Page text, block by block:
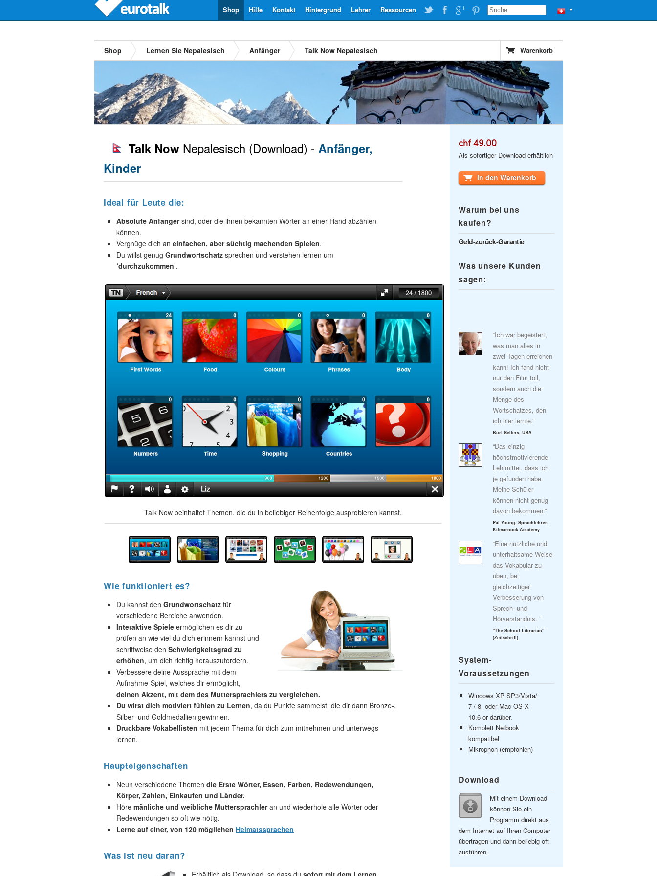
▼
Ressourcen
Lehrer
Hintergrund
Kontakt
Hilfe
Shop
Shop Lernen Sie Nepalesisch Anfänger Talk Now Nepalesisch Warenkorb
Talk Now Nepalesisch (Download) - Anfänger,
Kinder
Ideal für Leute die:
Absolute Anfängersind, oder die ihnen bekannten Wörter an einer Hand abzählen
können.
Vergnüge dich an einfachen, aber süchtig machenden Spielen.
Du willst genug Grundwortschatz sprechen und verstehen lernen um
‘durchzukommen’.
Talk Now beinhaltet Themen, die du in beliebiger Reihenfolge ausprobieren kannst.
Wie funktioniert es?
Du kannst den Grundwortschatz für
verschiedene Bereiche anwenden.
Interaktive Spiele ermöglichen es dir zu
prüfen an wie viel du dich erinnern kannst und
schrittweise den Schwierigkeitsgrad zu
erhöhen, um dich richtig herauszufordern.
Verbessere deine Aussprache mit dem
Aufnahme-Spiel, welches dir ermöglicht,
deinen Akzent, mit dem des Muttersprachlers zu vergleichen.
Du wirst dich motiviert fühlen zu Lernen, da du Punkte sammelst, die dir dann Bronze-,
Silber- und Goldmedallien gewinnen.
Druckbare Vokabellisten mit jedem Thema für dich zum mitnehmen und unterwegs
lernen.
Haupteigenschaften
Neun verschiedene Themen die Erste Wörter, Essen, Farben, Redewendungen,
Körper, Zahlen, Einkaufen und Länder.
Höre mänliche und weibliche Muttersprachleran und wiederhole alle Wörter oder
Redewendungen so oft wie nötig.
Lerne auf einer, von 120 möglichen Heimatssprachen
Was ist neu daran?
Erhältlich als Download, so dass du sofort mit dem Lernen
chf 49.00
Als sofortiger Download erhältlich
In den Warenkorb
Warum bei uns
kaufen?
Geld-zurück-Garantie
Was unsere Kunden
sagen:
“Ich war begeistert,
was man alles in
zwei Tagen erreichen
kann! Ich fand nicht
nur den Film toll,
sondern auch die
Menge des
Wortschatzes, den
ich hier lernte.”
Burt Sellers, USA
“Das einzig
höchstmotivierende
Lehrmittel, dass ich
je gefunden habe.
Meine Schüler
können nicht genug
davon bekommen.”
Pat Young, Sprachlehrer,
Kilmarnock Academy
“Eine nützliche und
unterhaltsame Weise
das Vokabular zu
üben, bei
gleichzeitiger
Verbesserung von
Sprech- und
Hörverständnis. ”
"The School Librarian"
(Zeitschrift)
System-
Voraussetzungen
Windows XP SP3/Vista/
7 / 8, oder Mac OS X
10.6 or darüber.
Komplett Netbook
kompatibel
Mikrophon (empfohlen)
Download
Mit einem Download
können Sie ein
Programm direkt aus
dem Internet auf Ihren Computer
übertragen und dann beliebig oft
ausführen.